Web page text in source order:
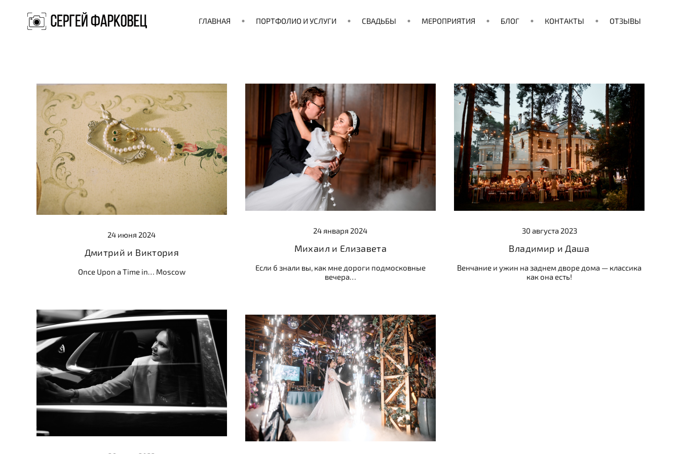
ГЛАВНАЯ ПОРТФОЛИО И УСЛУГИ СВАДЬБЫ МЕРОПРИЯТИЯ БЛОГ КОНТАКТЫ ОТЗЫВЫ
24 июня 2024
Дмитрий и Виктория
Once Upon a Time in… Moscow
24 января 2024
Михаил и Елизавета
Если б знали вы, как мне дороги подмосковные
вечера…
30 августа 2023
Владимир и Даша
Венчание и ужин на заднем дворе дома — классика
как она есть!